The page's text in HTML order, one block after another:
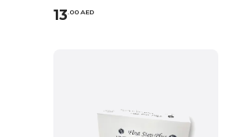
13 00 AED